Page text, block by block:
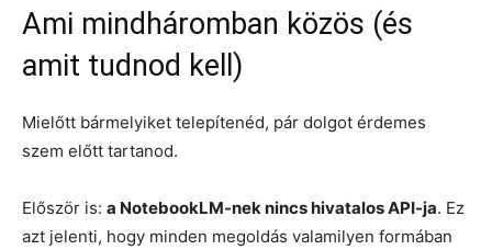
Ami mindháromban közös (és
amit tudnod kell)
Mielőtt bármelyiket telepítenéd, pár dolgot érdemes
szem előtt tartanod.
Először is: a NotebookLM-nek nincs hivatalos API-ja. Ez
azt jelenti, hogy minden megoldás valamilyen formában